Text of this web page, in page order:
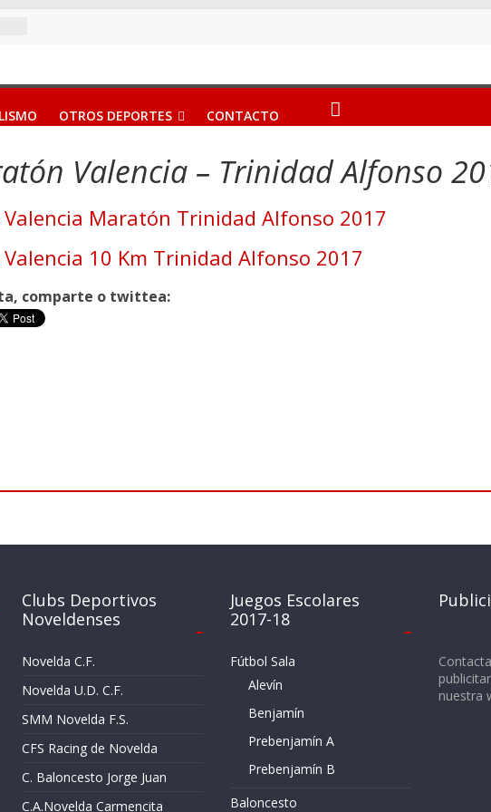
OTROS DEPORTES CONTACTO
Valencia – Trinidad Alfonso
Valencia Maratón Trinidad Alfonso 2017
10 Km Trinidad Alfonso 2017
comparte o twittea:
Clubs Deportivos
Noveldenses
Novelda C.F.
Novelda U.D. C.F.
SMM Novelda F.S.
CFS Racing de Novelda
C. Baloncesto Jorge Juan
C.A.Novelda Carmencita
Juegos Escolares
2017-18
Fútbol Sala
Alevín
Benjamín
Prebenjamín A
Prebenjamín B
Baloncesto
nuestra